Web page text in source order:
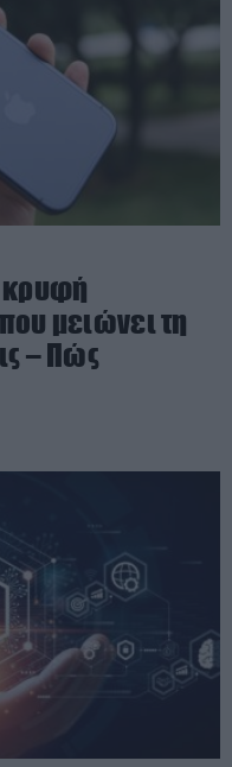
κρυφή
μειώνει τη
– Πώς